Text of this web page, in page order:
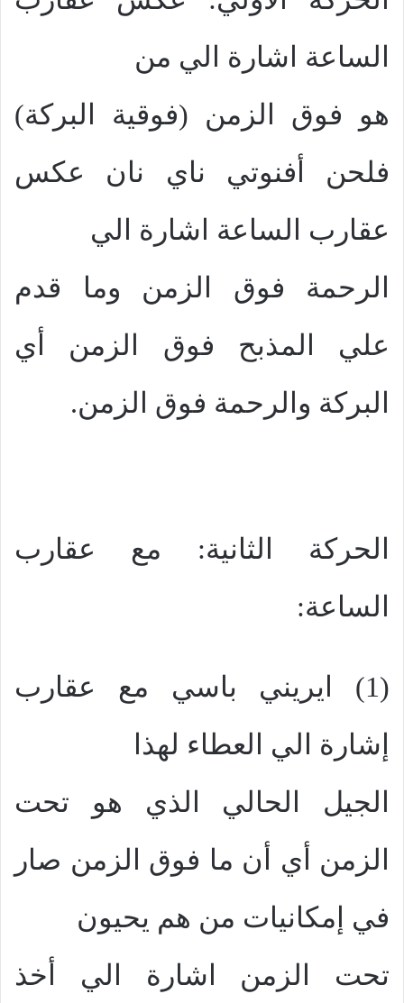
الساعة اشارة الي من
هو فوق الزمن (فوقية البركة)
فلحن أفنوتي ناي نان عكس
عقارب الساعة اشارة الي
الرحمة فوق الزمن وما قدم
علي المذبح فوق الزمن أي
البركة والرحمة فوق الزمن.
الحركة الثانية: مع عقارب
الساعة:
(1) ايريني باسي مع عقارب
إشارة الي العطاء لهذا
الجيل الحالي الذي هو تحت
الزمن أي أن ما فوق الزمن صار
في إمكانيات من هم يحيون
تحت الزمن اشارة الي أخذ